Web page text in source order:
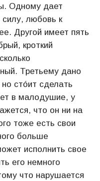
Одному дает
силу, любовь к
Другой имеет пять
кроткий
Третьему дано
стóит сделать
в малодушие, у
что он ни на
тоже есть свои
больше
исполнить свое
его немного
что нарушается